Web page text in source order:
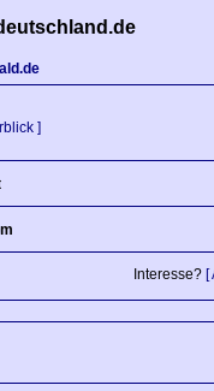
]
Interesse?